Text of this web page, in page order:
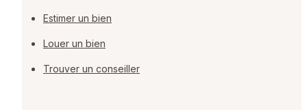
Estimer un bien
Louer un bien
Trouver un conseiller